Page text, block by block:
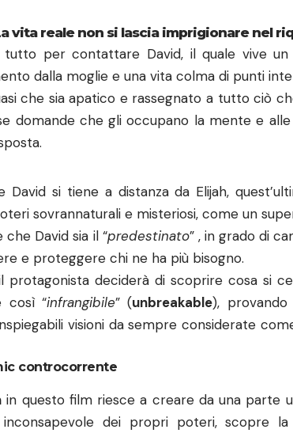
vita reale non si lascia imprigionare nel
tutto per contattare David, il quale vive
dalla moglie e una vita colma di punti
che sia apatico e rassegnato a tutto ciò
domande che gli occupano la mente e
David si tiene a distanza da Elijah,
sovrannaturali e misteriosi, come un
che David sia il “predestinato” , in grado di
e proteggere chi ne ha più bisogno.
protagonista deciderà di scoprire cosa si
così “infrangibile” (unbreakable),
visioni da sempre considerate
controcorrente
in questo film riesce a creare da una parte
inconsapevole dei propri poteri, scopre